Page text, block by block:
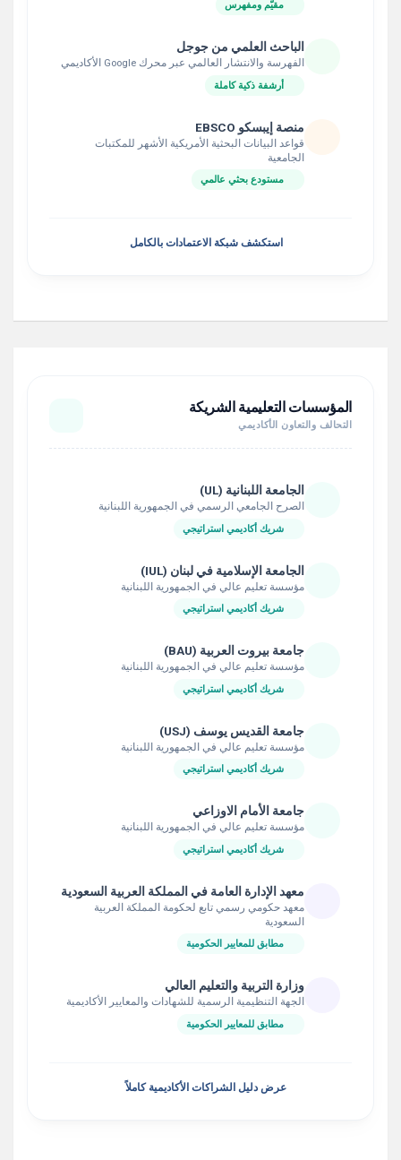
مقيّم ومفهرس
الباحث العلمي من جوجل
الفهرسة والانتشار العالمي عبر محرك Google الأكاديمي
أرشفة ذكية كاملة
منصة إيبسكو EBSCO
قواعد البيانات البحثية الأمريكية الأشهر للمكتبات
الجامعية
مستودع بحثي عالمي
استكشف شبكة الاعتمادات بالكامل
المؤسسات التعليمية الشريكة
التحالف والتعاون الأكاديمي
الجامعة اللبنانية (UL)
الصرح الجامعي الرسمي في الجمهورية اللبنانية
شريك أكاديمي استراتيجي
الجامعة الإسلامية في لبنان (IUL)
مؤسسة تعليم عالي في الجمهورية اللبنانية
شريك أكاديمي استراتيجي
جامعة بيروت العربية (BAU)
مؤسسة تعليم عالي في الجمهورية اللبنانية
شريك أكاديمي استراتيجي
جامعة القديس يوسف (USJ)
مؤسسة تعليم عالي في الجمهورية اللبنانية
شريك أكاديمي استراتيجي
جامعة الأمام الاوزاعي
مؤسسة تعليم عالي في الجمهورية اللبنانية
شريك أكاديمي استراتيجي
معهد الإدارة العامة في المملكة العربية السعودية
معهد حكومي رسمي تابع لحكومة المملكة العربية
السعودية
مطابق للمعايير الحكومية
وزارة التربية والتعليم العالي
الجهة التنظيمية الرسمية للشهادات والمعايير الأكاديمية
مطابق للمعايير الحكومية
عرض دليل الشراكات الأكاديمية كاملاً